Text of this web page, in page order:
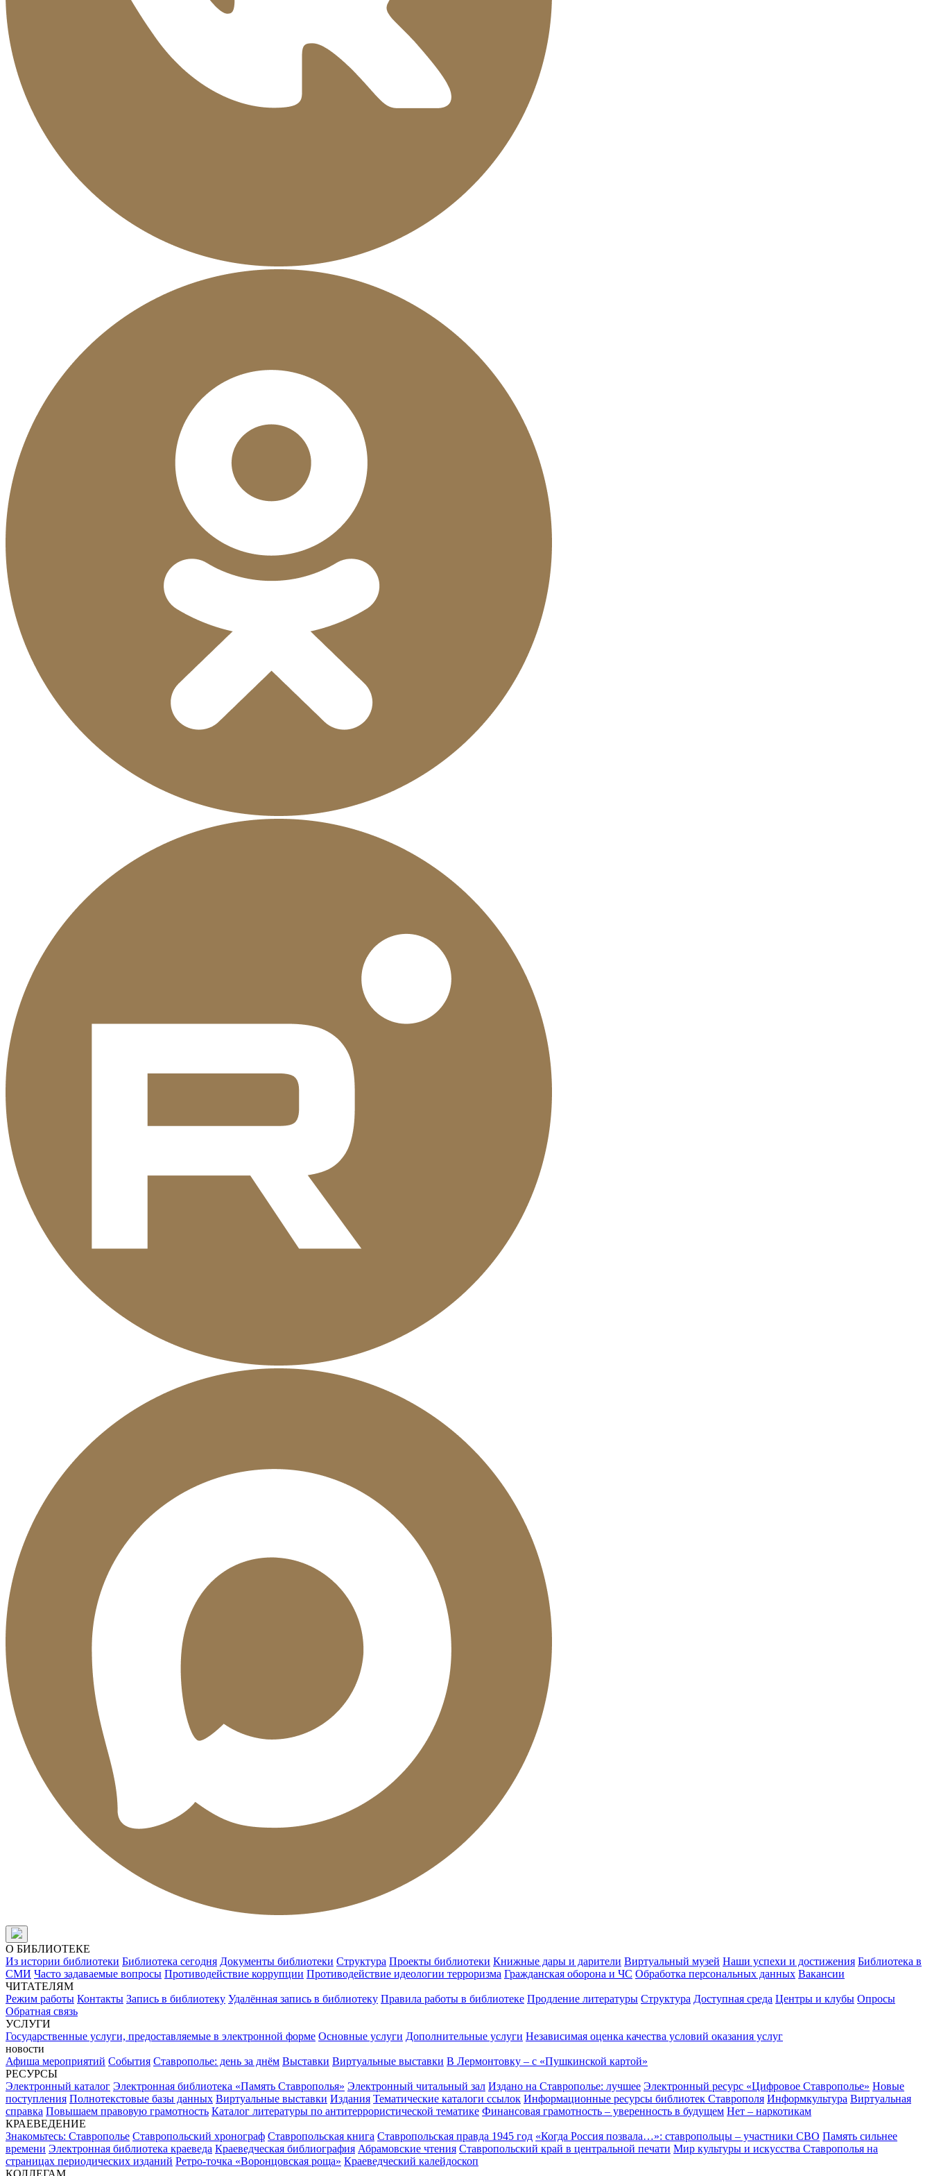
О БИБЛИОТЕКЕ
Из истории библиотеки Библиотека сегодня Документы библиотеки Структура Проекты библиотеки Книжные дары и дарители Виртуальный музей Наши успехи и достижения Библиотека в
СМИ Часто задаваемые вопросы Противодействие коррупции Противодействие идеологии терроризма Гражданская оборона и ЧС Обработка персональных данных Вакансии
ЧИТАТЕЛЯМ
Режим работы Контакты Запись в библиотеку Удалённая запись в библиотеку Правила работы в библиотеке Продление литературы Структура Доступная среда Центры и клубы Опросы
Обратная связь
УСЛУГИ
Государственные услуги, предоставляемые в электронной форме Основные услуги Дополнительные услуги Независимая оценка качества условий оказания услуг
новости
Афиша мероприятий События Ставрополье: день за днём Выставки Виртуальные выставки В Лермонтовку – с «Пушкинской картой»
РЕСУРСЫ
Электронный каталог Электронная библиотека «Память Ставрополья» Электронный читальный зал Издано на Ставрополье: лучшее Электронный ресурс «Цифровое Ставрополье» Новые
поступления Полнотекстовые базы данных Виртуальные выставки Издания Тематические каталоги ссылок Информационные ресурсы библиотек Ставрополя Информкультура Виртуальная
справка Повышаем правовую грамотность Каталог литературы по антитеррористической тематике Финансовая грамотность – уверенность в будущем Нет – наркотикам
КРАЕВЕДЕНИЕ
Знакомьтесь: Ставрополье Ставропольский хронограф Ставропольская книга Ставропольская правда 1945 год «Когда Россия позвала…»: ставропольцы – участники СВО Память сильнее
времени Электронная библиотека краеведа Краеведческая библиография Абрамовские чтения Ставропольский край в центральной печати Мир культуры и искусства Ставрополья на
страницах периодических изданий Ретро-точка «Воронцовская роща» Краеведческий калейдоскоп
КОЛЛЕГАМ